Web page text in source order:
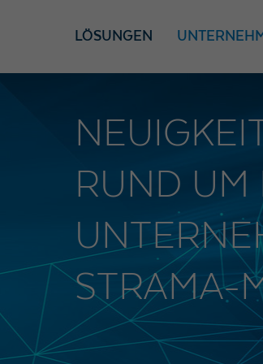
LÖSUNGEN
RUND UM
STRAMA-